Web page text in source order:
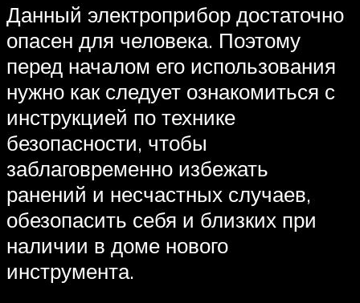
Данный электроприбор достаточно
опасен для человека. Поэтому
перед началом его использования
нужно как следует ознакомиться с
инструкцией по технике
безопасности, чтобы
заблаговременно избежать
ранений и несчастных случаев,
обезопасить себя и близких при
наличии в доме нового
инструмента.